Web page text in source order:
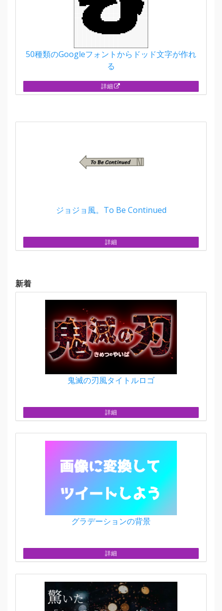
50種類のGoogleフォントからドッド文字が作れ
る
詳細
ジョジョ風。To Be Continued
詳細
新着
鬼滅の刃風タイトルロゴ
詳細
グラデーションの背景
詳細